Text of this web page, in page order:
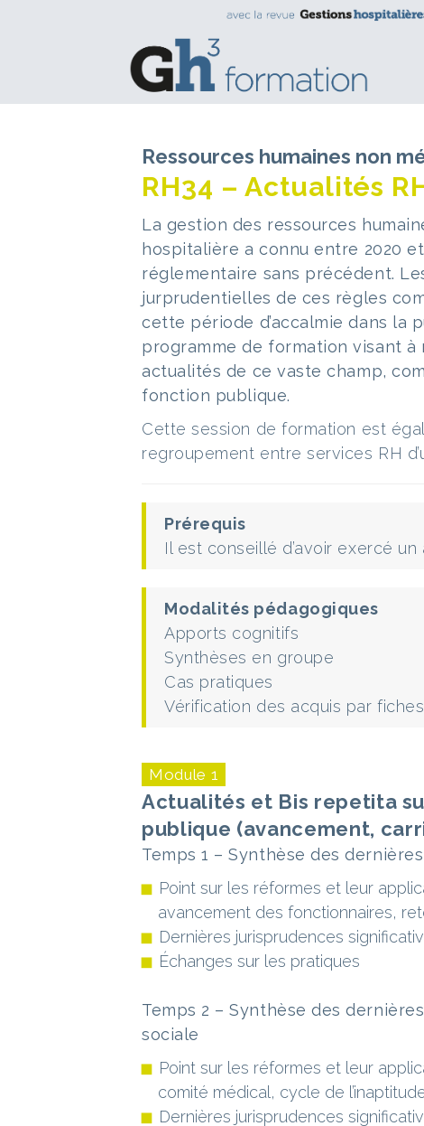
Ressources humaines non
RH34 – Actualités
La gestion des ressources
hospitalière a connu entre 2020
réglementaire sans précédent.
jurprudentielles de ces règles
cette période d’accalmie dans la
programme de formation visant
actualités de ce vaste champ,
fonction publique.
Cette session de formation est
regroupement entre services RH
Prérequis
Il est conseillé d’avoir exercé un
Modalités pédagogiques
Apports cognitifs
Synthèses en groupe
Cas pratiques
Vérification des acquis par
Module 1
Actualités et Bis repetita
publique (avancement,
Temps 1 – Synthèse des
Point sur les réformes et leur
avancement des fonctionnaires,
Dernières jurisprudences
Échanges sur les pratiques
Temps 2 – Synthèse des
sociale
Point sur les réformes et leur
comité médical, cycle de
Dernières jurisprudences